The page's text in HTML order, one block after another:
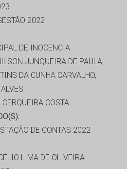
2022
DE INOCENCIA
JUNQUEIRA DE PAULA,
DA CUNHA CARVALHO,
CERQUEIRA COSTA
DE CONTAS 2022
LIMA DE OLIVEIRA